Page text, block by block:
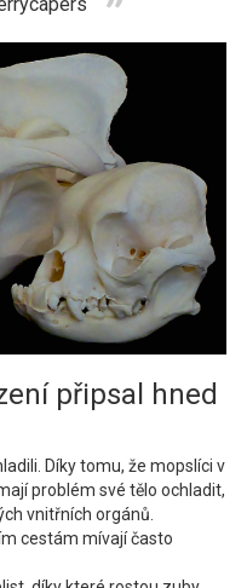
připsal hned
Díky tomu, že mopslíci v
problém své tělo ochladit,
vnitřních orgánů.
cestám mívají často